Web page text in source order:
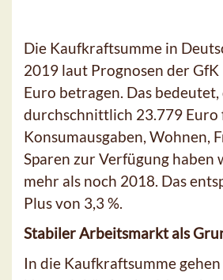
Die Kaufkraftsumme in
2019 laut Prognosen der
Euro betragen. Das bedeutet,
durchschnittlich 23.779 Euro
Konsumausgaben, Wohnen,
Sparen zur Verfügung haben
mehr als noch 2018. Das
Plus von 3,3 %.
Stabiler Arbeitsmarkt als
In die Kaufkraftsumme